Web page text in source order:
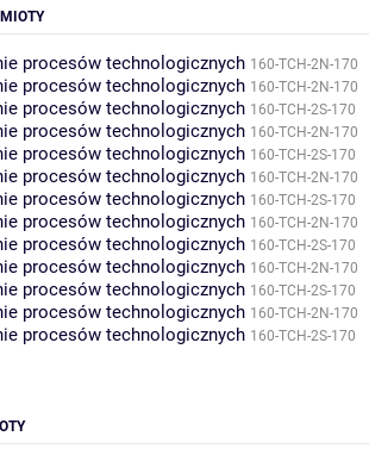
procesów technologicznych 160-TCH-2N-170
procesów technologicznych 160-TCH-2N-170
procesów technologicznych 160-TCH-2S-170
procesów technologicznych 160-TCH-2N-170
procesów technologicznych 160-TCH-2S-170
procesów technologicznych 160-TCH-2N-170
procesów technologicznych 160-TCH-2S-170
procesów technologicznych 160-TCH-2N-170
procesów technologicznych 160-TCH-2S-170
procesów technologicznych 160-TCH-2N-170
procesów technologicznych 160-TCH-2S-170
procesów technologicznych 160-TCH-2N-170
procesów technologicznych 160-TCH-2S-170